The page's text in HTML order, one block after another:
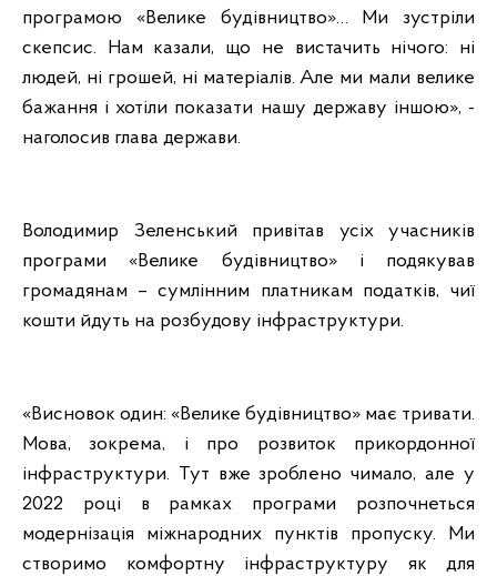
програмою «Велике будівництво»… Ми зустріли
скепсис. Нам казали, що не вистачить нічого: ні
людей, ні грошей, ні матеріалів. Але ми мали велике
бажання і хотіли показати нашу державу іншою», -
наголосив глава держави.
Володимир Зеленський привітав усіх учасників
програми «Велике будівництво» і подякував
громадянам – сумлінним платникам податків, чиї
кошти йдуть на розбудову інфраструктури.
«Висновок один: «Велике будівництво» має тривати.
Мова, зокрема, і про розвиток прикордонної
інфраструктури. Тут вже зроблено чимало, але у
2022 році в рамках програми розпочнеться
модернізація міжнародних пунктів пропуску. Ми
створимо комфортну інфраструктуру як для